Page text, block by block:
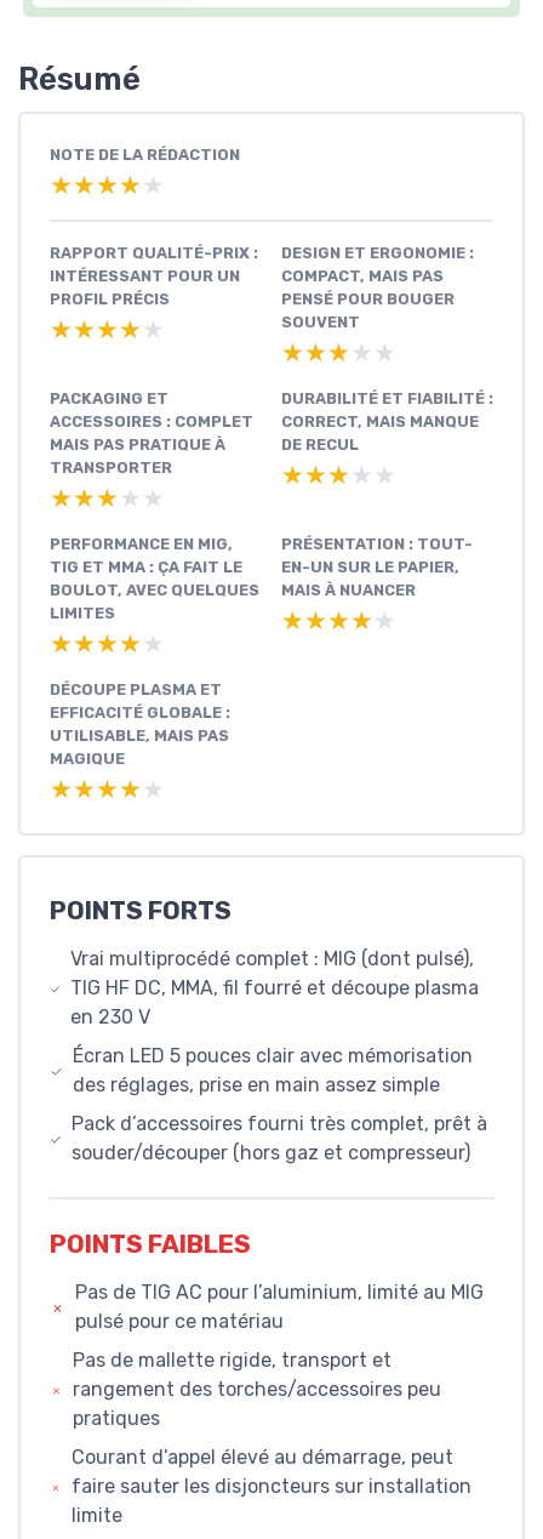
Résumé
NOTE DE LA RÉDACTION
★★★★★
★★★★★
RAPPORT QUALITÉ-PRIX :
INTÉRESSANT POUR UN
PROFIL PRÉCIS
★★★★★
★★★★★
DESIGN ET ERGONOMIE :
COMPACT, MAIS PAS
PENSÉ POUR BOUGER
SOUVENT
★★★★★
★★★★★
PACKAGING ET
ACCESSOIRES : COMPLET
MAIS PAS PRATIQUE À
TRANSPORTER
★★★★★
★★★★★
DURABILITÉ ET FIABILITÉ :
CORRECT, MAIS MANQUE
DE RECUL
★★★★★
★★★★★
PERFORMANCE EN MIG,
TIG ET MMA : ÇA FAIT LE
BOULOT, AVEC QUELQUES
LIMITES
★★★★★
★★★★★
PRÉSENTATION : TOUT-
EN-UN SUR LE PAPIER,
MAIS À NUANCER
★★★★★
★★★★★
DÉCOUPE PLASMA ET
EFFICACITÉ GLOBALE :
UTILISABLE, MAIS PAS
MAGIQUE
★★★★★
★★★★★
POINTS FORTS
Vrai multiprocédé complet : MIG (dont pulsé),
TIG HF DC, MMA, fil fourré et découpe plasma
en 230 V
Écran LED 5 pouces clair avec mémorisation
des réglages, prise en main assez simple
Pack d’accessoires fourni très complet, prêt à
souder/découper (hors gaz et compresseur)
POINTS FAIBLES
Pas de TIG AC pour l’aluminium, limité au MIG
pulsé pour ce matériau
Pas de mallette rigide, transport et
rangement des torches/accessoires peu
pratiques
Courant d’appel élevé au démarrage, peut
faire sauter les disjoncteurs sur installation
limite